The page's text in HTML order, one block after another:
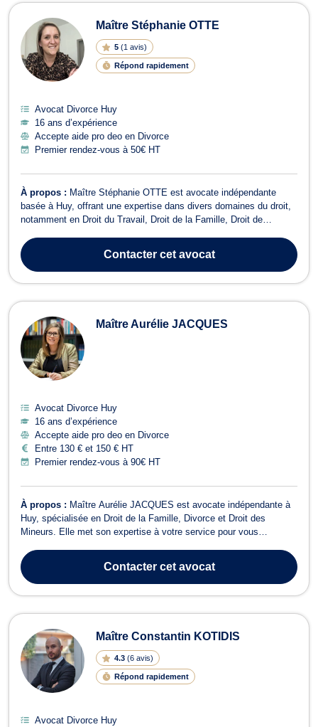
Maître Stéphanie OTTE
5 (1 avis)
Répond rapidement
Avocat Divorce Huy
16 ans d’expérience
Accepte aide pro deo en Divorce
Premier rendez-vous à 50€ HT
À propos : Maître Stéphanie OTTE est avocate indépendante
basée à Huy, offrant une expertise dans divers domaines du droit,
notamment en Droit du Travail, Droit de la Famille, Droit de
Divorce, Droit de la Sécurité Sociale, Droit du Voisinage, Dommage
Corporel et Respo... Contactercet avocat
Maître Aurélie JACQUES
Avocat Divorce Huy
16 ans d’expérience
Accepte aide pro deo en Divorce
Entre 130 € et 150 € HT
Premier rendez-vous à 90€ HT
À propos : Maître Aurélie JACQUES est avocate indépendante à
Huy, spécialisée en Droit de la Famille, Divorce et Droit des
Mineurs. Elle met son expertise à votre service pour vous
matière de Divorce, Maître JACQUES vous guide à travers toutes
les étapes de la procédur...
Contactercet avocat
Maître Constantin KOTIDIS
4.3 (6 avis)
Répond rapidement
Avocat Divorce Huy